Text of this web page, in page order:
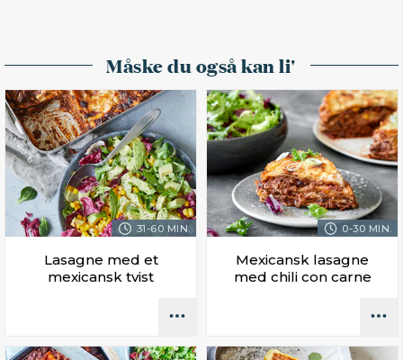
Måske du også kan li'
31-60 MIN.
Lasagne med et
mexicansk tvist
0-30 MIN.
Mexicansk lasagne
med chili con carne